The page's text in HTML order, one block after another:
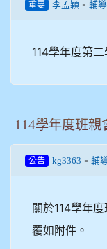
重要 李孟穎- 輔
114學年度第
114學年度班親
公告 kg3363 - 輔
關於114學年
覆如附件。